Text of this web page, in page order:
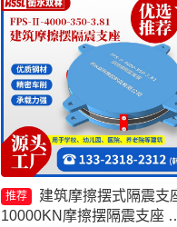
推荐
建筑摩擦摆式隔震支
10000KN摩擦摆隔震支座